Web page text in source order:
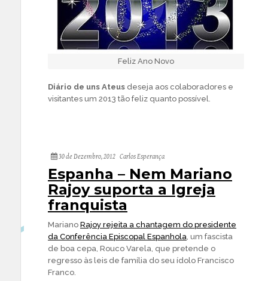
Feliz Ano Novo
Diário de uns Ateus deseja aos colaboradores e
visitantes um 2013 tão feliz quanto possível.
30 de Dezembro, 2012 Carlos Esperança
Espanha – Nem Mariano
Rajoy suporta a Igreja
franquista
Mariano Rajoy rejeita a chantagem do presidente
da Conferência Episcopal Espanhola, um fascista
de boa cepa, Rouco Varela, que pretende o
regresso às leis de família do seu ídolo Francisco
Franco.